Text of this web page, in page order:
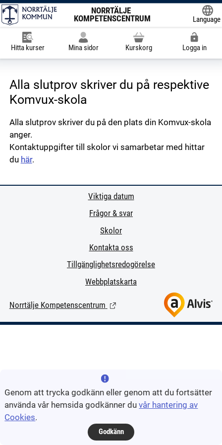
NORRTÄLJE
KOMPETENSCENTRUM
Language
Hitta kurser Mina sidor Kurskorg Logga in
Alla slutprov skriver du på respektive
Komvux-skola
Alla slutprov skriver du på den plats din Komvux-skola
anger.
Kontaktuppgifter till skolor vi samarbetar med hittar
du här.
Viktiga datum
Frågor & svar
Skolor
Kontakta oss
Tillgänglighetsredogörelse
Webbplatskarta
Norrtälje Kompetenscentrum (Länk till extern sida.)
Genom att trycka godkänn eller genom att du fortsätter
använda vår hemsida godkänner duvår hantering av
Cookies.
Godkänn